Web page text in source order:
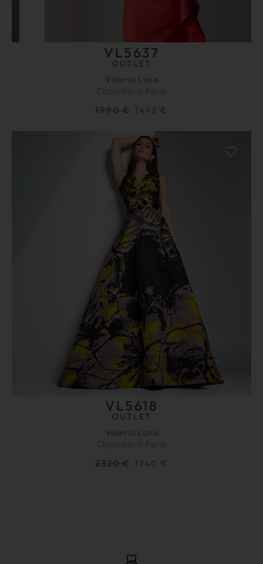
VL5637
OUTLET
Valerio Luna
Disponible à Paris
1990€ 1492 €
VL5618
OUTLET
Valerio Luna
Disponible à Paris
2320€ 1740 €